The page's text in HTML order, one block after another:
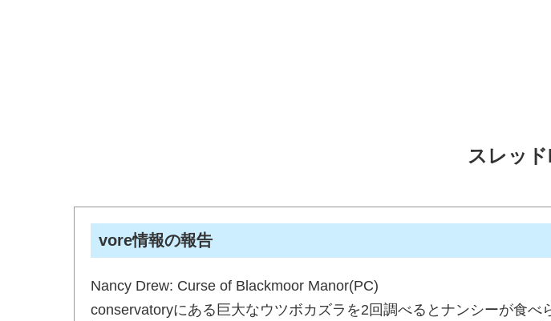
スレッ
vore情報の報告
Nancy Drew: Curse of Blackmoor Manor(PC)
conservatoryにある巨大なウツボカズラを2回調べるとナンシーが食べ